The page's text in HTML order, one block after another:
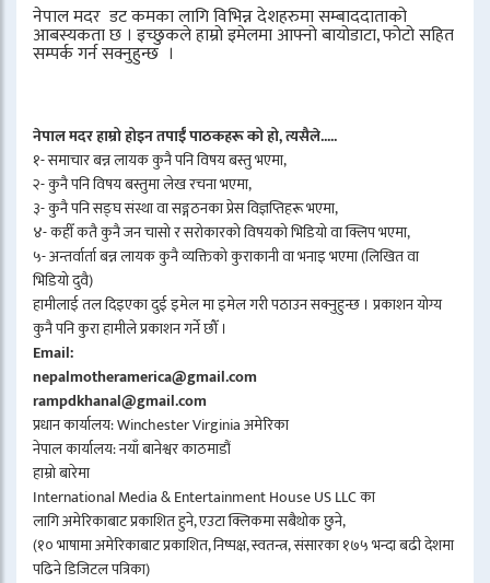
नेपाल मदर डट कमका लागि विभिन्न देशहरुमा सम्बाददाताको
आबस्यकता छ । इच्छुकले हाम्रो इमेलमा आफ्नो बायोडाटा, फोटो सहित
सम्पर्क गर्न सक्नुहुन्छ ।
नेपाल मदर हाम्रो होइन तपाईँ पाठकहरू को हो, त्यसैले.....
१- समाचार बन्न लायक कुनै पनि विषय बस्तु भएमा,
२- कुनै पनि विषय बस्तुमा लेख रचना भएमा,
३- कुनै पनि सङ्घ संस्था वा सङ्गठनका प्रेस विज्ञप्तिहरू भएमा,
४- कहीँ कतै कुनै जन चासो र सरोकारको विषयको भिडियो वा क्लिप भएमा,
५- अन्तर्वार्ता बन्न लायक कुनै व्यक्तिको कुराकानी वा भनाइ भएमा (लिखित वा
भिडियो दुवै)
हामीलाई तल दिइएका दुई इमेल मा इमेल गरी पठाउन सक्नुहुन्छ । प्रकाशन योग्य
कुनै पनि कुरा हामीले प्रकाशन गर्ने छौँ ।
Email:
nepalmotheramerica@gmail.com
rampdkhanal@gmail.com
प्रधान कार्यालय: Winchester Virginia अमेरिका
नेपाल कार्यालय: नयाँ बानेश्वर काठमाडौं
हाम्रो बारेमा
International Media & Entertainment House US LLC का
लागि अमेरिकाबाट प्रकाशित हुने, एउटा क्लिकमा सबैथोक छुने,
(१० भाषामा अमेरिकाबाट प्रकाशित, निष्पक्ष, स्वतन्त्र, संसारका १७५ भन्दा बढी देशमा
पढिने डिजिटल पत्रिका)